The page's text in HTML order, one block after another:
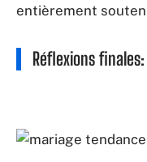
entièrement
Réflexions